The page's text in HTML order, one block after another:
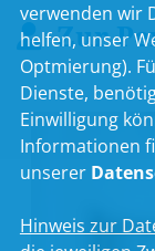
Zur
verwenden wir
helfen, unser
Optmierung).
Dienste,
Einwilligung
Informationen
unserer
Hinweis zur